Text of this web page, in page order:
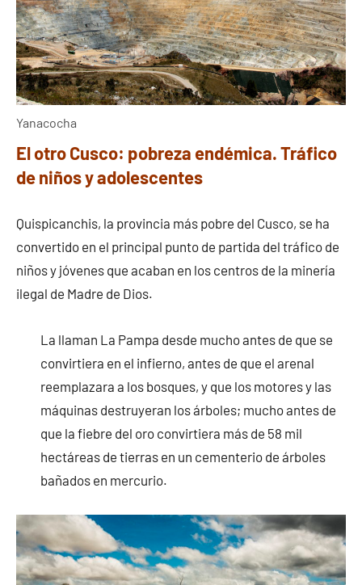
Yanacocha
El otro Cusco: pobreza endémica. Tráfico
de niños y adolescentes
Quispicanchis, la provincia más pobre del Cusco, se ha
convertido en el principal punto de partida del tráfico de
niños y jóvenes que acaban en los centros de la minería
ilegal de Madre de Dios.
La llaman La Pampa desde mucho antes de que se
convirtiera en el infierno, antes de que el arenal
reemplazara a los bosques, y que los motores y las
máquinas destruyeran los árboles; mucho antes de
que la fiebre del oro convirtiera más de 58 mil
hectáreas de tierras en un cementerio de árboles
bañados en mercurio.